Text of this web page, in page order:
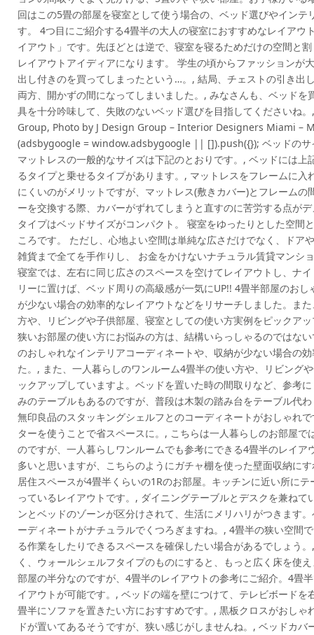
回はこの5畳の部屋を寝室として使う場合の、ベッド選びやイン
す。 4つ目にご紹介する4畳半の大人の寝室におすすめなレイアウ
イアウト」です。先ほどとは逆で、寝室を寝るためだけの空間と
レイアウトアイディアになります。 学生の頃からファッションが
出し付きのを買ってしまったという…。, 結局、チェストの引き出
両方、開かずの間になってしまいました。, みなさんも、ベッド
具を十分吟味して、失敗のないベッド選びを目指してください
Group, Photo by J Design Group – Interior Designers Miami –
(adsbygoogle = window.adsbygoogle || []).push({}); ベッドのサ
マットレスの一般的なサイズは下記のとおりです。, ベッドには
るタイプと乗せるタイプがあります。, マットレスをフレームに
にくいのがメリットですが、マットレス(敷きカバー)とフレーム
ーを交換する際、カバーがずれてしまうと直すのに苦労する点が
タイプはベッドサイズがコンパクト。 寝室をゆったりとした空間
ころです。 ただし、心地よい空間は単純な広さだけでなく、ドア
雑貨まで全てを手作りし、 お金をかけないナチュラル賃貸マンシ
寝室では、左右に同じ広さのスペースを空けてレイアウトし、ナ
リーに置けば、ベッド周りの高級感が一気にUP!! 4畳半部屋のお
が少ない場合の効率的なレイアウトなどをリサーチしました。ま
方や、リビングや子供部屋、寝室としての使い方実例をピックア
狭いお部屋の使い方にお悩みの方は、結構いらっしゃるのではな
のおしゃれなインテリアコーディネートや、収納が少ない場合の
た。, また、一人暮らしのワンルーム4畳半の使い方や、リビング
ックアップしていますよ。ベッドを置いた時の間取りなど、参考
みのテーブルもあるのですが、普段は木製の踏み台をテーブル代
無印良品のスタッキングシェルフとのコーディネートがおしゃれ
ターを使うことで省スペースに。, こちらは一人暮らしのお部屋
のですが、一人暮らしワンルームでも参考にできる4畳半のレイ
多いと思いますが、こちらのようにガチャ棚を使った壁面収納に
居住スペースが4畳半くらいの1Rのお部屋。キッチンに近い所に
っているレイアウトです。, ダイニングテーブルとデスクを兼ね
ンとベッドのゾーンが区分けされて、生活にメリハリがつきます
ーディネートがナチュラルでくつろぎますね。, 4畳半の狭い空間
る作業をしたりできるスペースを確保したい場合があるでしょう
く、ウォールシェルフタイプのものにすると、もっと広く床を使
部屋の半分なのですが、4畳半のレイアウトの参考にご紹介。4畳
イアウトが可能です。, ベッドの端を壁につけて、テレビボード
畳半にソファを置きたい方におすすめです。, 黒板クロスがおし
ドが置いてあるそうですが、狭い感じがしませんね。, ベッドカ